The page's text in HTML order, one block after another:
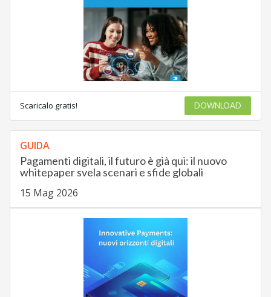
Scaricalo gratis! DOWNLOAD
GUIDA
Pagamenti digitali, il futuro è già qui: il nuovo
whitepaper svela scenari e sfide globali
15 Mag 2026